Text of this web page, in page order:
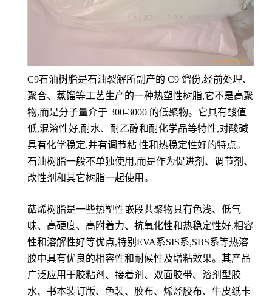
C9石油树脂是石油裂解所副产的 C9 馏份,经前处理、
聚合、蒸馏等工艺生产的一种热塑性树脂,它不是高聚
物,而是分子量介于 300-3000 的低聚物。它具有酸值
低,混溶性好,耐水、耐乙醇和耐化学品等特性,对酸碱
具有化学稳定,并有调节粘 性和热稳定性好的特点。
石油树脂一般不单独使用,而是作为促进剂、调节剂、
改性剂和其它树脂一起使用。
萜烯树脂是一些热塑性嵌段共聚物具有色浅、低气
味、高硬度、高附着力、抗氧化性和热稳定性好,相容
性和溶解性好等优点,特别EVA系SIS系,SBS系等热溶
胶中具有优良的相容性和耐候性及增粘效果。其产品
广泛应用于胶粘剂、接着剂、双面胶带、溶剂型胶
水、书本装订版、色装、胶布、烯烃胶布、牛皮纸卡